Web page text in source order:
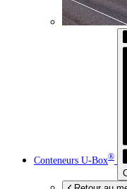
Conteneurs U-Box®